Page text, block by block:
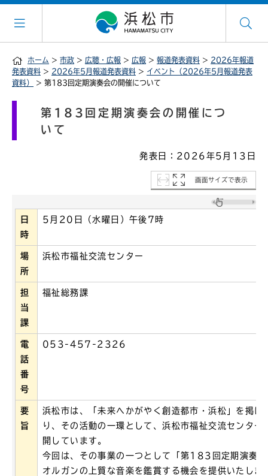
ホーム > 市政 > 広聴・広報 > 広報 > 報道発表資料 > 2026年報道
発表資料 > 2026年5月報道発表資料 > イベント（2026年5月報道発表
資料）
> 第183回定期演奏会の開催について
第183回定期演奏会の開催につ
いて
発表日：2026年5月13日
画面サイズで表示
日
時
5月20日（水曜日）午後7時
場
所
浜松市福祉交流センター
担
当
課
福祉総務課
電
話
番
号
053-457-2326
要
旨
浜松市は、「未来へかがやく創造都市・浜松」を掲げ
り、その活動の一環として、浜松市福祉交流センタ
開しています。
今回は、その事業の一つとして「第183回定期演奏
オルガンの上質な音楽を鑑賞する機会を提供いたしま